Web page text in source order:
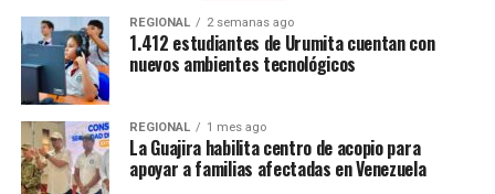
REGIONAL 2 semanas ago
1.412 estudiantes de Urumita cuentan con
nuevos ambientes tecnológicos
REGIONAL 1 mes ago
La Guajira habilita centro de acopio para
apoyar a familias afectadas en Venezuela